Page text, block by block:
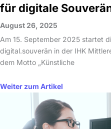
für digitale
August 26, 2025
Am 15. September 2025 startet
digital.souverän in der IHK
dem Motto „Künstliche
Weiter zum Artikel